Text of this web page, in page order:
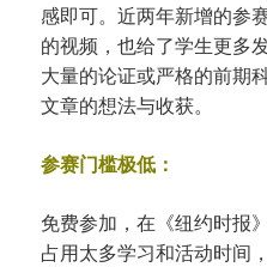
感即可。近两年新增的
的视频，也给了学生更多
大量的论证或严格的前期
文章的想法与收获。
参赛门槛极低：
免费参加，在《纽约时报
占用太多学习和活动时间